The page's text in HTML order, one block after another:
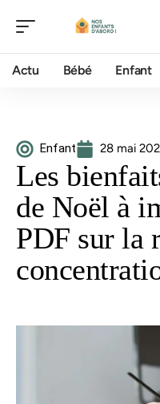
Actu Bébé Enfant
Enfant 28 mai
Les
de Noël à
PDF sur la